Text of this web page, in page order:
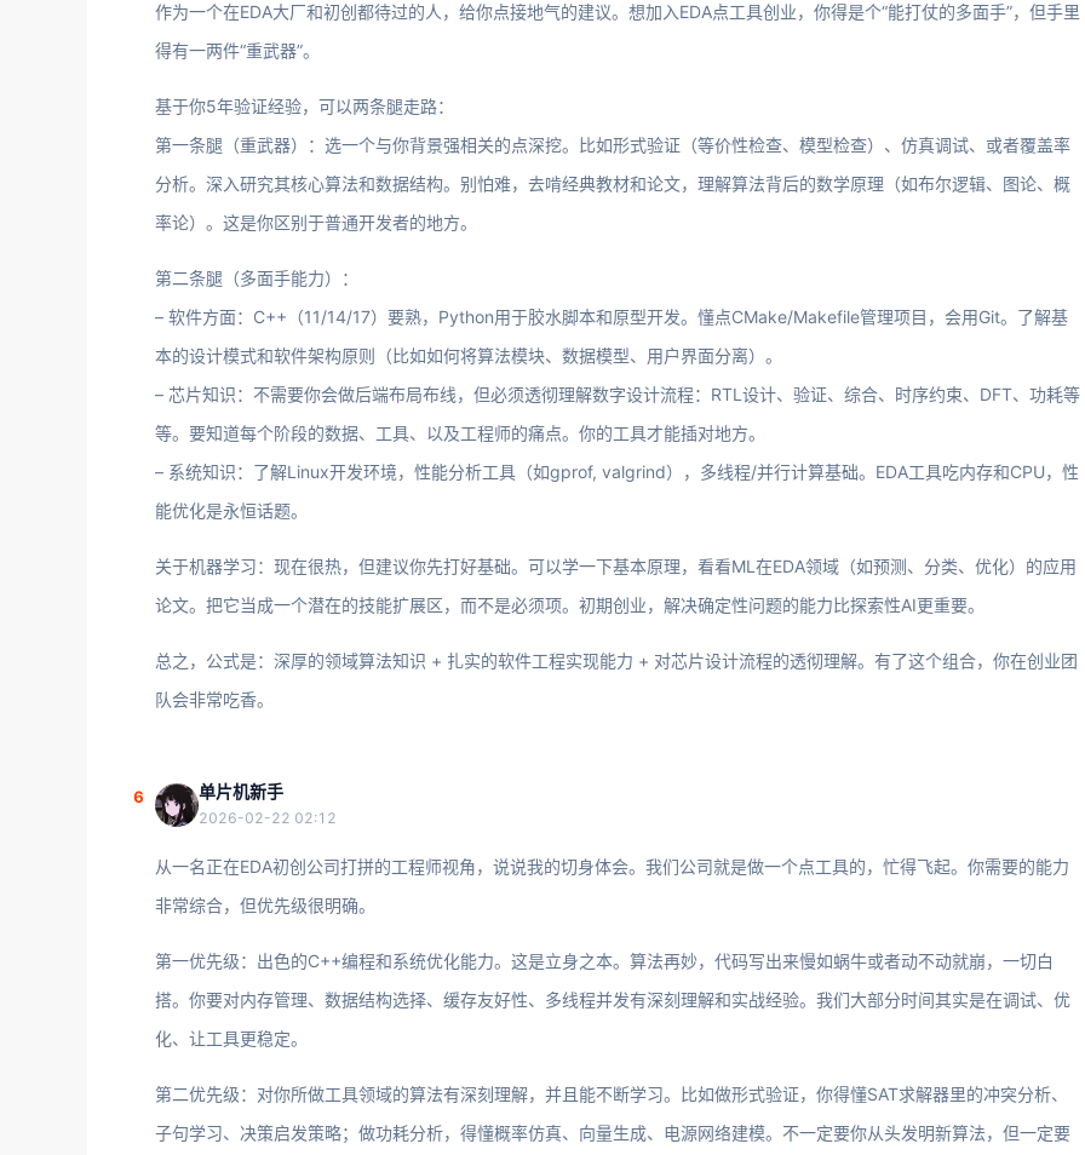
作为一个在EDA大厂和初创都待过的人，给你点接地气的建议。想加入EDA点工具创业，你得是个“能打仗的多面手”，但手里
得有一两件“重武器”。
基于你5年验证经验，可以两条腿走路：
第一条腿（重武器）：选一个与你背景强相关的点深挖。比如形式验证（等价性检查、模型检查）、仿真调试、或者覆盖率
分析。深入研究其核心算法和数据结构。别怕难，去啃经典教材和论文，理解算法背后的数学原理（如布尔逻辑、图论、概
率论）。这是你区别于普通开发者的地方。
第二条腿（多面手能力）：
– 软件方面：C++（11/14/17）要熟，Python用于胶水脚本和原型开发。懂点CMake/Makefile管理项目，会用Git。了解基
本的设计模式和软件架构原则（比如如何将算法模块、数据模型、用户界面分离）。
– 芯片知识：不需要你会做后端布局布线，但必须透彻理解数字设计流程：RTL设计、验证、综合、时序约束、DFT、功耗等
等。要知道每个阶段的数据、工具、以及工程师的痛点。你的工具才能插对地方。
– 系统知识：了解Linux开发环境，性能分析工具（如gprof, valgrind），多线程/并行计算基础。EDA工具吃内存和CPU，性
能优化是永恒话题。
关于机器学习：现在很热，但建议你先打好基础。可以学一下基本原理，看看ML在EDA领域（如预测、分类、优化）的应用
论文。把它当成一个潜在的技能扩展区，而不是必须项。初期创业，解决确定性问题的能力比探索性AI更重要。
总之，公式是：深厚的领域算法知识 + 扎实的软件工程实现能力 + 对芯片设计流程的透彻理解。有了这个组合，你在创业团
队会非常吃香。
6 单片机新手
2026-02-22 02:12
从一名正在EDA初创公司打拼的工程师视角，说说我的切身体会。我们公司就是做一个点工具的，忙得飞起。你需要的能力
非常综合，但优先级很明确。
第一优先级：出色的C++编程和系统优化能力。这是立身之本。算法再妙，代码写出来慢如蜗牛或者动不动就崩，一切白
搭。你要对内存管理、数据结构选择、缓存友好性、多线程并发有深刻理解和实战经验。我们大部分时间其实是在调试、优
化、让工具更稳定。
第二优先级：对你所做工具领域的算法有深刻理解，并且能不断学习。比如做形式验证，你得懂SAT求解器里的冲突分析、
子句学习、决策启发策略；做功耗分析，得懂概率仿真、向量生成、电源网络建模。不一定要你从头发明新算法，但一定要